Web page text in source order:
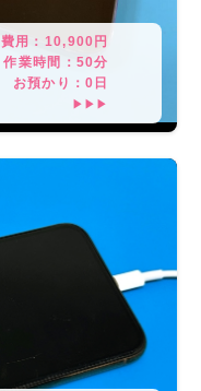
費用： 10,900 円
作業時間： 50分
お預かり：0 日
▶▶▶